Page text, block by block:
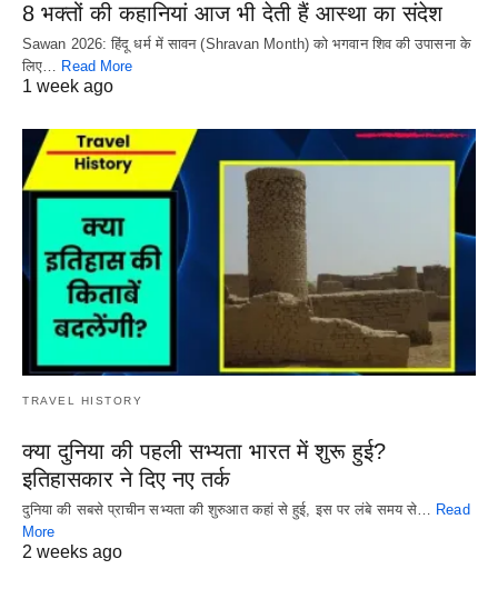
8 भक्तों की कहानियां आज भी देती हैं आस्था का संदेश
Sawan 2026: हिंदू धर्म में सावन (Shravan Month) को भगवान शिव की उपासना के
लिए… Read More
1 week ago
TRAVEL HISTORY
क्या दुनिया की पहली सभ्यता भारत में शुरू हुई?
इतिहासकार ने दिए नए तर्क
दुनिया की सबसे प्राचीन सभ्यता की शुरुआत कहां से हुई, इस पर लंबे समय से… Read
More
2 weeks ago